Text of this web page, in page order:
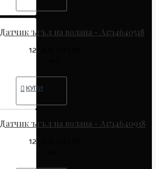
Датчик ъгъл на волана - A1714640518
127.82€ (249.99
КУПИ
Датчик ъгъл на волана - A1714640918
127.82€ (249.99